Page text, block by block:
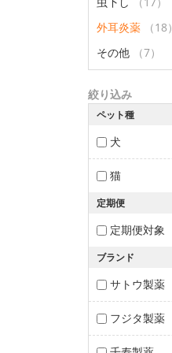
外耳炎薬
（18）
その他
（7）
絞り込み
ペット種
犬
猫
定期便
定期便対象
ブランド
サトウ製薬
フジタ製薬